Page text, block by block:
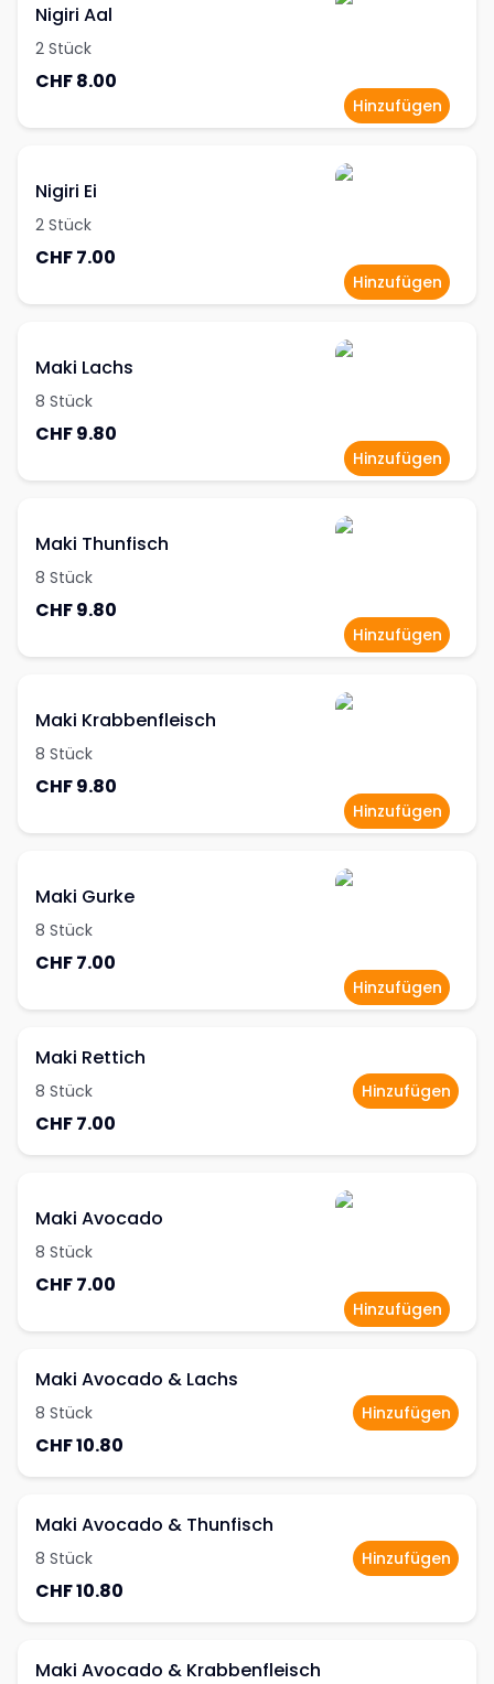
Nigiri Aal
2 Stück
CHF 8.00
Hinzufügen
Nigiri Ei
2 Stück
CHF 7.00
Hinzufügen
Maki Lachs
8 Stück
CHF 9.80
Hinzufügen
Maki Thunfisch
8 Stück
CHF 9.80
Hinzufügen
Maki Krabbenfleisch
8 Stück
CHF 9.80
Hinzufügen
Maki Gurke
8 Stück
CHF 7.00
Hinzufügen
Maki Rettich
8 Stück
CHF 7.00
Hinzufügen
Maki Avocado
8 Stück
CHF 7.00
Hinzufügen
Maki Avocado & Lachs
8 Stück
CHF 10.80
Hinzufügen
Maki Avocado & Thunfisch
8 Stück
CHF 10.80
Hinzufügen
Maki Avocado & Krabbenfleisch